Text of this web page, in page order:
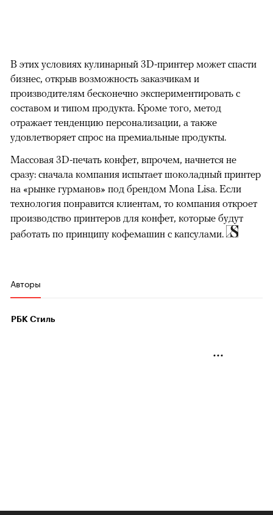
В этих условиях кулинарный 3D-принтер может спасти
бизнес, открыв возможность заказчикам и
производителям бесконечно экспериментировать с
составом и типом продукта. Кроме того, метод
отражает тенденцию персонализации, а также
удовлетворяет спрос на премиальные продукты.
Массовая 3D-печать конфет, впрочем, начнется не
сразу: сначала компания испытает шоколадный принтер
на «рынке гурманов» под брендом Mona Lisa. Если
технология понравится клиентам, то компания откроет
производство принтеров для конфет, которые будут
работать по принципу кофемашин с капсулами.
Авторы
РБК Стиль